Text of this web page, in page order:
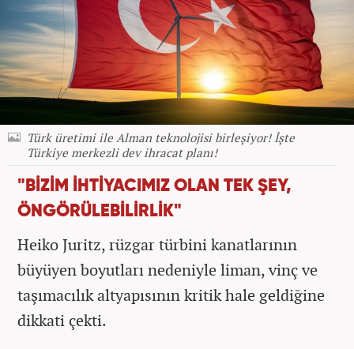
Türk üretimi ile Alman teknolojisi birleşiyor! İşte
Türkiye merkezli dev ihracat planı!
"BİZİM İHTİYACIMIZ OLAN TEK ŞEY,
ÖNGÖRÜLEBİLİRLİK"
Heiko Juritz, rüzgar türbini kanatlarının
büyüyen boyutları nedeniyle liman, vinç ve
taşımacılık altyapısının kritik hale geldiğine
dikkati çekti.